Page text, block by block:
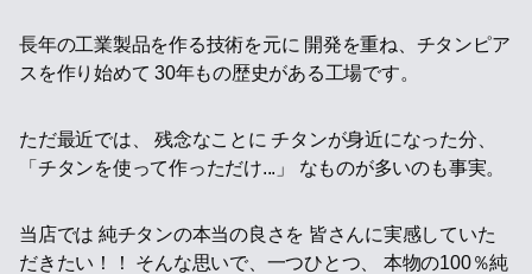
長年の工業製品を作る技術を元に 開発を重ね、チタンピア
スを作り始めて 30年もの歴史がある工場です。
ただ最近では、 残念なことに チタンが身近になった分、
「チタンを使って作っただけ...」 なものが多いのも事実。
当店では 純チタンの本当の良さを 皆さんに実感していた
だきたい！！ そんな思いで、一つひとつ、 本物の100％純